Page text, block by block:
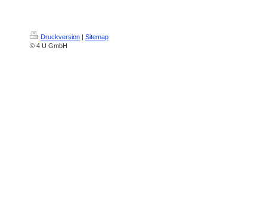
Druckversion | Sitemap
© 4 U GmbH